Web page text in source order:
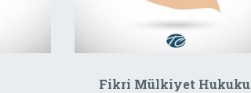
Fikri Mülkiyet Hukuku